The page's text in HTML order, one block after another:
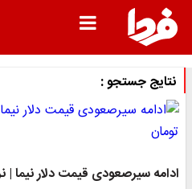
نتایج جستجو :
ادامه سیرصعودی قیمت دلار نیما | نرخ امروز: ۴۸